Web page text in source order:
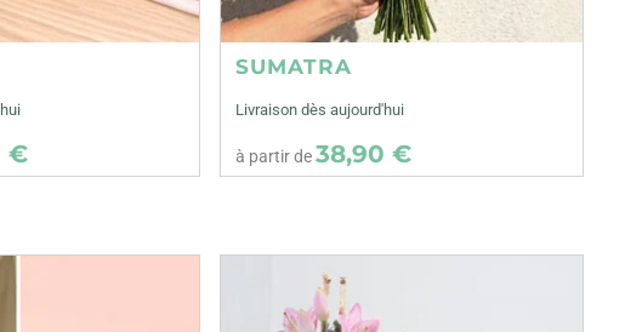
€
SUMATRA
Livraison dès aujourd'hui
à partir de38,90 €